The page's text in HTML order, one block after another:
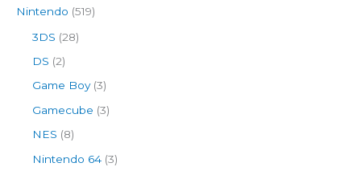
Nintendo (519)
3DS (28)
DS (2)
Game Boy(3)
Gamecube (3)
NES (8)
Nintendo 64 (3)